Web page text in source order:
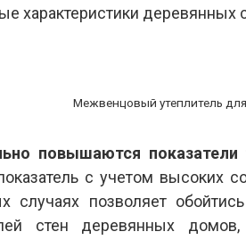
характеристики деревянных
Межвенцовый утеплитель
повышаются показатели
с учетом высоких
случаях позволяет
стен деревянных